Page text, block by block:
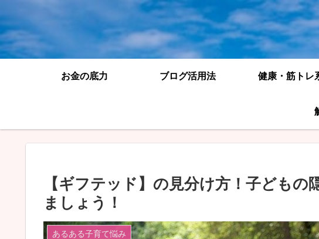
お金の底力 ブログ活用法 健康・筋トレ
【ギフテッド】の見分け方！子ども
ましょう！
あるある子育て悩み